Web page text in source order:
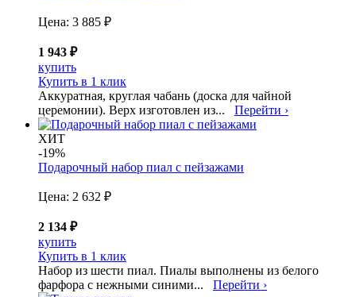
Цена: 3 885 ₽
1 943 ₽
купить
Купить в 1 клик
Аккуратная, круглая чабань (доска для чайной
церемонии). Верх изготовлен из... Перейти ›
ХИТ
-19%
Подарочный набор пиал с пейзажами
Цена: 2 632 ₽
2 134 ₽
купить
Купить в 1 клик
Набор из шести пиал. Пиалы выполнены из белого
фарфора с нежными синими... Перейти ›